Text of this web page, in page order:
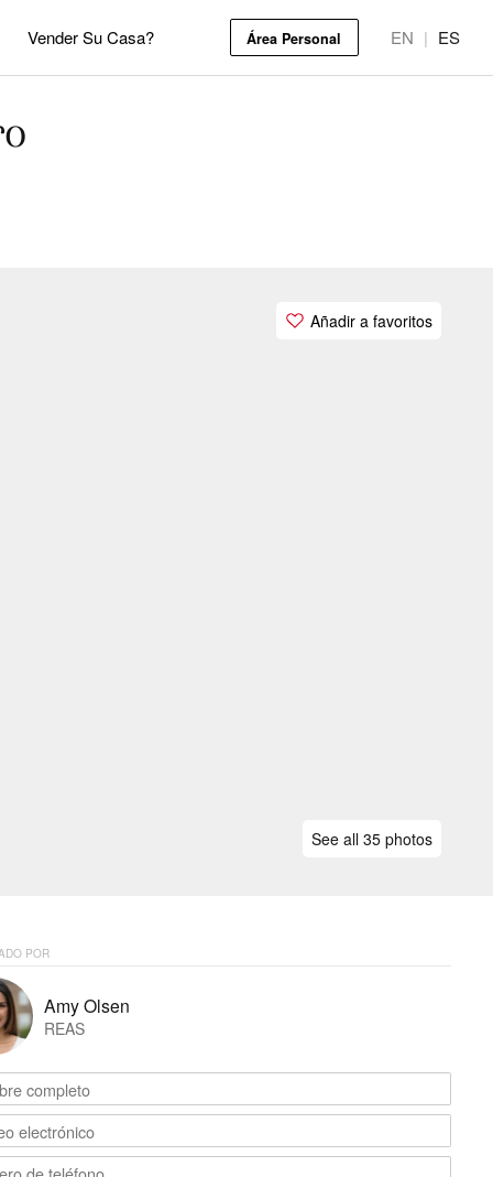
Vender Su Casa? EN | ES
Área Personal
Añadir a favoritos
See all 35 photos
POR
Amy Olsen
REAS